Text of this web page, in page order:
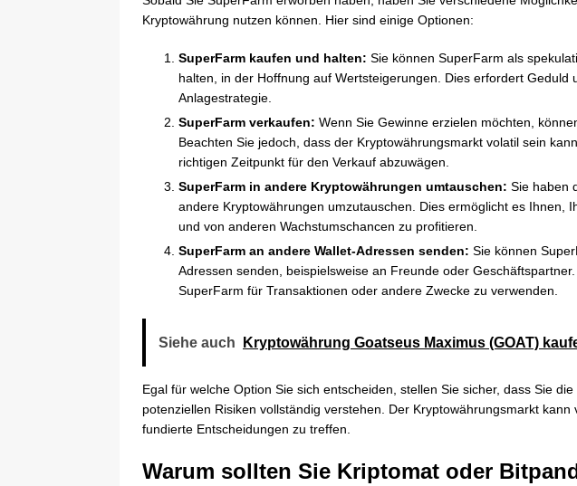
Kryptowährung nutzen können. Hier sind einige Optionen:
SuperFarm kaufen und halten: Sie können SuperFarm als
halten, in der Hoffnung auf Wertsteigerungen. Dies erfordert Geduld
Anlagestrategie.
SuperFarm verkaufen: Wenn Sie Gewinne erzielen möchten,
Beachten Sie jedoch, dass der Kryptowährungsmarkt volatil sein
richtigen Zeitpunkt für den Verkauf abzuwägen.
SuperFarm in andere Kryptowährungen umtauschen: Sie haben
andere Kryptowährungen umzutauschen. Dies ermöglicht es Ihnen,
und von anderen Wachstumschancen zu profitieren.
SuperFarm an andere Wallet-Adressen senden: Sie können
Adressen senden, beispielsweise an Freunde oder
SuperFarm für Transaktionen oder andere Zwecke zu verwenden.
Siehe auch Kryptowährung Goatseus Maximus (GOAT)
Egal für welche Option Sie sich entscheiden, stellen Sie sicher, dass Sie
potenziellen Risiken vollständig verstehen. Der Kryptowährungsmarkt kann
fundierte Entscheidungen zu treffen.
Warum sollten Sie Kriptomat oder